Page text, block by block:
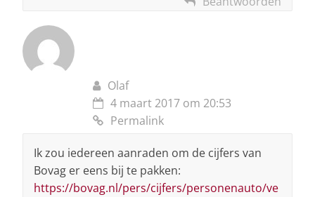
Olaf
4 maart 2017 om 20:53
Permalink
Ik zou iedereen aanraden om de cijfers van
Bovag er eens bij te pakken:
https://bovag.nl/pers/cijfers/personenauto/ve